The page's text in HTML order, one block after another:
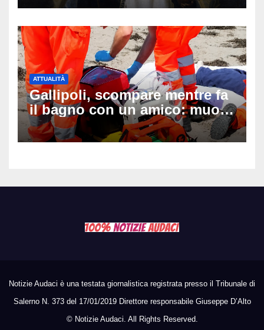
ATTUALITÀ
Gallipoli, scompare mentre fa
il bagno con un amico: muore
a 19 anni dopo 45 minuti di
disperati tentativi di
Notizie Audaci è una testata giornalistica registrata presso il Tribunale di
Salerno N. 373 del 17/01/2019 Direttore responsabile Giuseppe D’Alto
© Notizie Audaci. All Rights Reserved.